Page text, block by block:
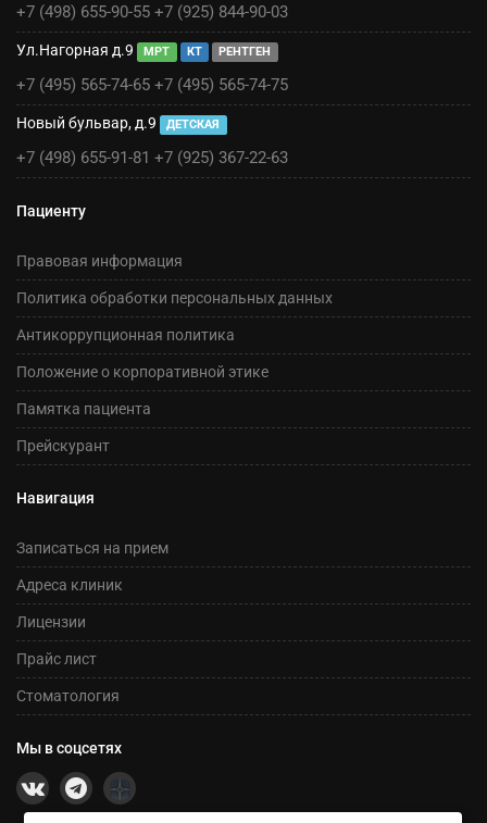
+7 (498) 655-90-55 +7 (925) 844-90-03
Ул.Нагорная д.9 МРТ КТ РЕНТГЕН
+7 (495) 565-74-65 +7 (495) 565-74-75
Новый бульвар, д.9 ДЕТСКАЯ
+7 (498) 655-91-81 +7 (925) 367-22-63
Пациенту
Правовая информация
Политика обработки персональных данных
Антикоррупционная политика
Положение о корпоративной этике
Памятка пациента
Прейскурант
Навигация
Записаться на прием
Адреса клиник
Лицензии
Прайс лист
Стоматология
Мы в соцсетях